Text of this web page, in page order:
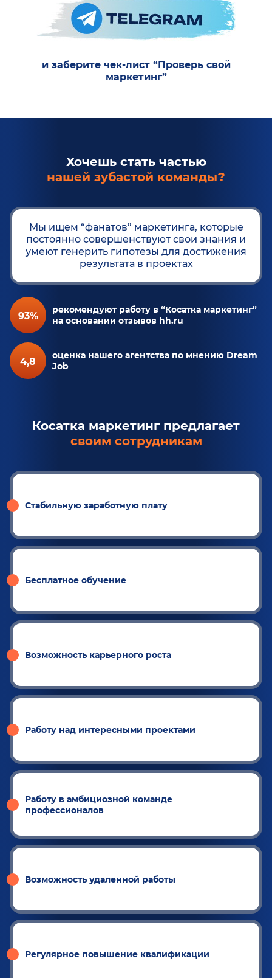
и заберите чек-лист “Проверь свой
маркетинг”
Хочешь стать частью
нашей зубастой команды?
Мы ищем “фанатов” маркетинга, которые
постоянно совершенствуют свои знания и
умеют генерить гипотезы для достижения
результата в проектах
93%
рекомендуют работу в “Косатка маркетинг”
на основании отзывов hh.ru
4,8
оценка нашего агентства по мнению Dream
Job
Косатка маркетинг предлагает
своим сотрудникам
Стабильную заработную плату
Бесплатное обучение
Возможность карьерного роста
Работу над интересными проектами
Работу в амбициозной команде
профессионалов
Возможность удаленной работы
Регулярное повышение квалификации